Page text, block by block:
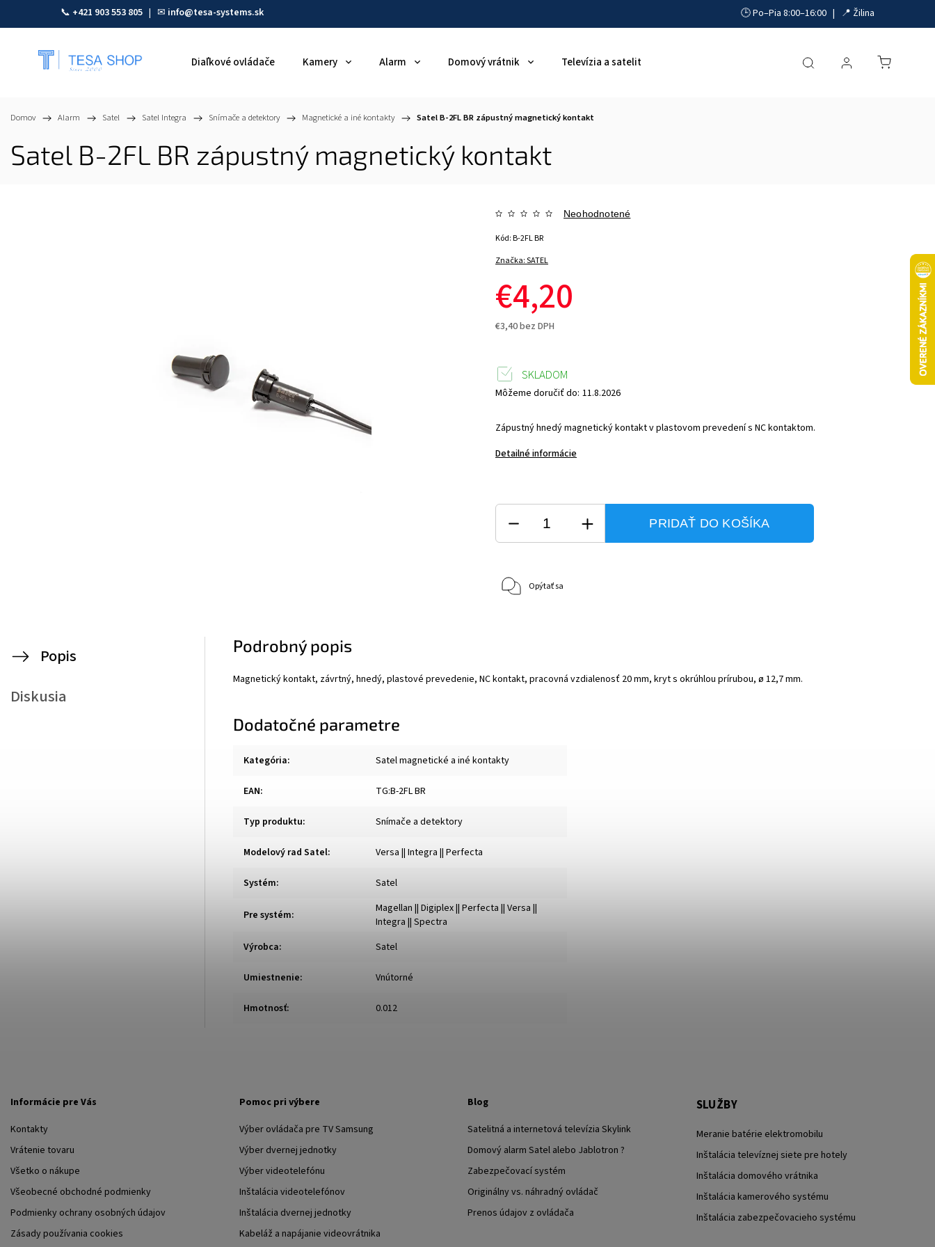
📞 +421 903 553 805 | ✉ info@tesa-systems.sk 🕒 Po–Pia 8:00–16:00 | 📍 Žilina
Diaľkové ovládače Kamery Alarm Domový vrátnik Televízia a satelit Akumulátory, UPS a zdroje Parkovacie systémy
Domov / Alarm / Satel / Satel Integra / Snímače a detektory / Magnetické a iné kontakty / Satel B-2FL BR zápustný magnetický kontakt
Satel B-2FL BR zápustný magnetický kontakt
Značka:SATEL
Neohodnotené
€4,20
€3,40 bez DPH
Kód:B-2FL BR
Zápustný hnedý magnetický kontakt v plastovom prevedení s NC kontaktom.
Detailné informácie
SKLADOM
Môžeme doručiť do: 11.8.2026
PRIDAŤ DO KOŠÍKA
Opýtať sa
Popis
Diskusia
Podrobný popis
Magnetický kontakt, závrtný, hnedý, plastové prevedenie, NC kontakt, pracovná vzdialenosť 20 mm, kryt s okrúhlou prírubou, ø 12,7 mm.
Dodatočné parametre
Kategória: Satel magnetické a iné kontakty
EAN: TG:B-2FL BR
Typ produktu: Snímače a detektory
Modelový rad Satel: Versa || Integra || Perfecta
Systém: Satel
Pre systém:
Magellan || Digiplex || Perfecta || Versa ||
Integra || Spectra
Výrobca: Satel
Umiestnenie: Vnútorné
Hmotnosť: 0.012
Informácie pre Vás
Kontakty
Vrátenie tovaru
Všetko o nákupe
Všeobecné obchodné podmienky
Podmienky ochrany osobných údajov
Zásady používania cookies
Pomoc pri výbere
Výber ovládača pre TV Samsung
Výber dvernej jednotky
Výber videotelefónu
Inštalácia videotelefónov
Inštalácia dvernej jednotky
Kabeláž a napájanie videovrátnika
Blog
Satelitná a internetová televízia Skylink
Domový alarm Satel alebo Jablotron ?
Zabezpečovací systém
Originálny vs. náhradný ovládač
Prenos údajov z ovládača
SLUŽBY
Meranie batérie elektromobilu
Inštalácia televíznej siete pre hotely
Inštalácia domového vrátnika
Inštalácia kamerového systému
Inštalácia zabezpečovacieho systému